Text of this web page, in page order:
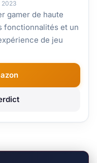
2023
gamer de haute
fonctionnalités et un
de jeu